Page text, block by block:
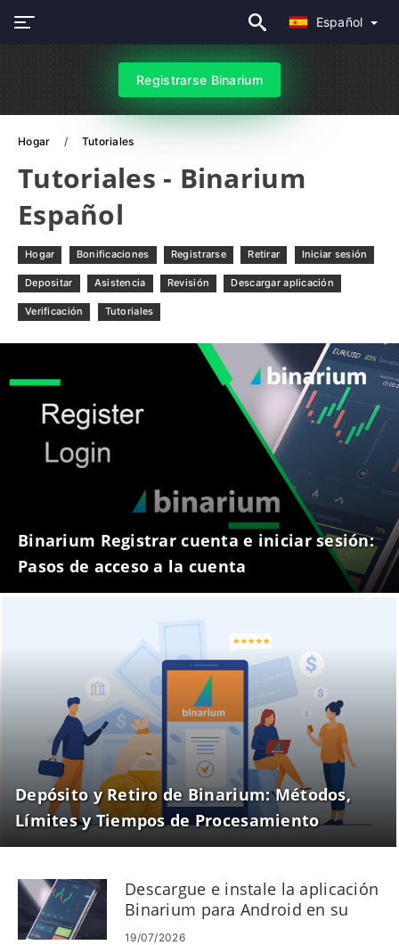
Español
Registrarse Binarium
Hogar Tutoriales
Tutoriales - Binarium
Español
Hogar Bonificaciones Registrarse Retirar Iniciar sesión
Depositar Asistencia Revisión Descargar aplicación
Verificación Tutoriales
Binarium Registrar cuenta e iniciar sesión:
Pasos de acceso a la cuenta
Depósito y Retiro de Binarium: Métodos,
Límites y Tiempos de Procesamiento
Descargue e instale la aplicación
Binarium para Android en su
teléfono móvil
19/07/2026